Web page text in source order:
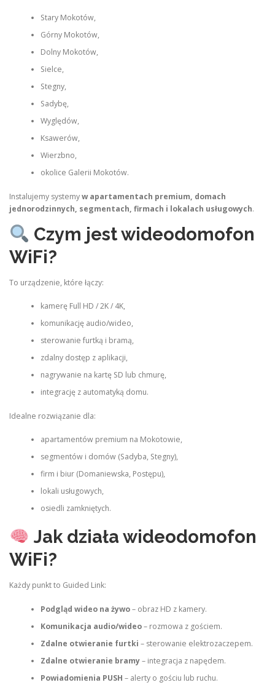
Stary Mokotów,
Górny Mokotów,
Dolny Mokotów,
Sielce,
Stegny,
Sadybę,
Wyględów,
Ksawerów,
Wierzbno,
okolice Galerii Mokotów.
Instalujemy systemyw apartamentach premium, domach
jednorodzinnych, segmentach, firmach i lokalach usługowych.
Czym jest wideodomofon
WiFi?
To urządzenie, które łączy:
kamerę Full HD / 2K / 4K,
komunikację audio/wideo,
sterowanie furtką i bramą,
zdalny dostęp z aplikacji,
nagrywanie na kartę SD lub chmurę,
integrację z automatyką domu.
Idealne rozwiązanie dla:
apartamentów premium na Mokotowie,
segmentów i domów (Sadyba, Stegny),
firm i biur (Domaniewska, Postępu),
lokali usługowych,
osiedli zamkniętych.
Jak działa wideodomofon
WiFi?
Każdy punkt to Guided Link:
Podgląd wideo na żywo– obraz HD z kamery.
Komunikacja audio/wideo– rozmowa z gościem.
Zdalne otwieranie furtki – sterowanie elektrozaczepem.
Zdalne otwieranie bramy– integracja z napędem.
Powiadomienia PUSH – alerty o gościu lub ruchu.